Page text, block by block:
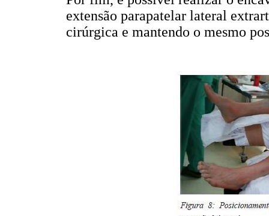
extensão parapatelar lateral
cirúrgica e mantendo o mesmo